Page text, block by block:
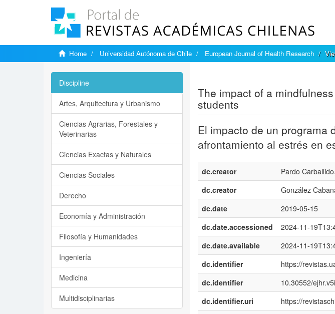
Home Universidad Autónoma de Chile European Journal of Health Research
The impact of a
students
El impacto de un programa
afrontamiento al estrés en
dc.creator
Pardo
dc.creator
González
dc.date
2019-05-15
dc.date.accessioned
2024-11-
dc.date.available
2024-11-
dc.identifier
https://
dc.identifier
10.30552/
dc.identifier.uri
https://
Discipline
Artes, Arquitectura y Urbanismo
Ciencias Agrarias, Forestales y
Veterinarias
Ciencias Exactas y Naturales
Ciencias Sociales
Derecho
Economía y Administración
Filosofía y Humanidades
Ingeniería
Medicina
Multidisciplinarias